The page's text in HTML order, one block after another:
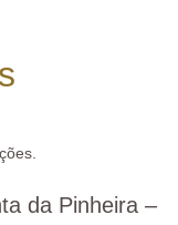
da Pinheira –